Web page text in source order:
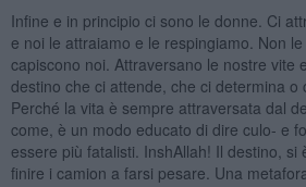
Infine e in principio ci sono le donne. Ci
e noi le attraiamo e le respingiamo. Non
capiscono noi. Attraversano le nostre vite
destino che ci attende, che ci determina o
Perché la vita è sempre attraversata dal
come, è un modo educato di dire culo- e
essere più fatalisti. InshAllah! Il destino, si
finire i camion a farsi pesare. Una